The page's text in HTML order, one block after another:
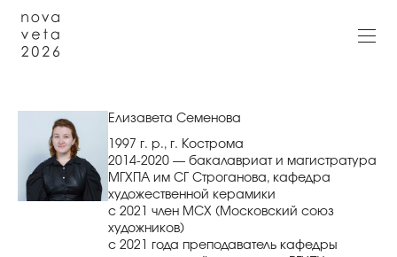
Елизавета Семенова
1997 г. р., г. Кострома
2014-2020 — бакалавриат и магистратура
МГХПА им СГ Строганова, кафедра
художественной керамики
с 2021 член МСХ (Московский союз
художников)
с 2021 года преподаватель кафедры